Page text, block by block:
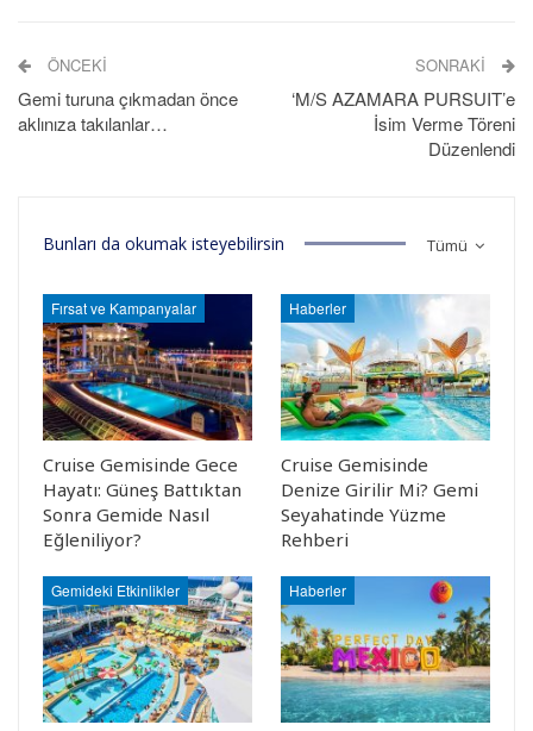
ÖNCEKI
Gemi turuna çıkmadan önce
aklınıza takılanlar…
SONRAKI
‘M/S AZAMARA PURSUIT’e
İsim Verme Töreni
Düzenlendi
Tümü
Bunları da okumak isteyebilirsin
Fırsat ve Kampanyalar
Cruise Gemisinde Gece
Hayatı: Güneş Battıktan
Sonra Gemide Nasıl
Eğleniliyor?
Haberler
Cruise Gemisinde
Denize Girilir Mi? Gemi
Seyahatinde Yüzme
Rehberi
Gemideki Etkinlikler Haberler